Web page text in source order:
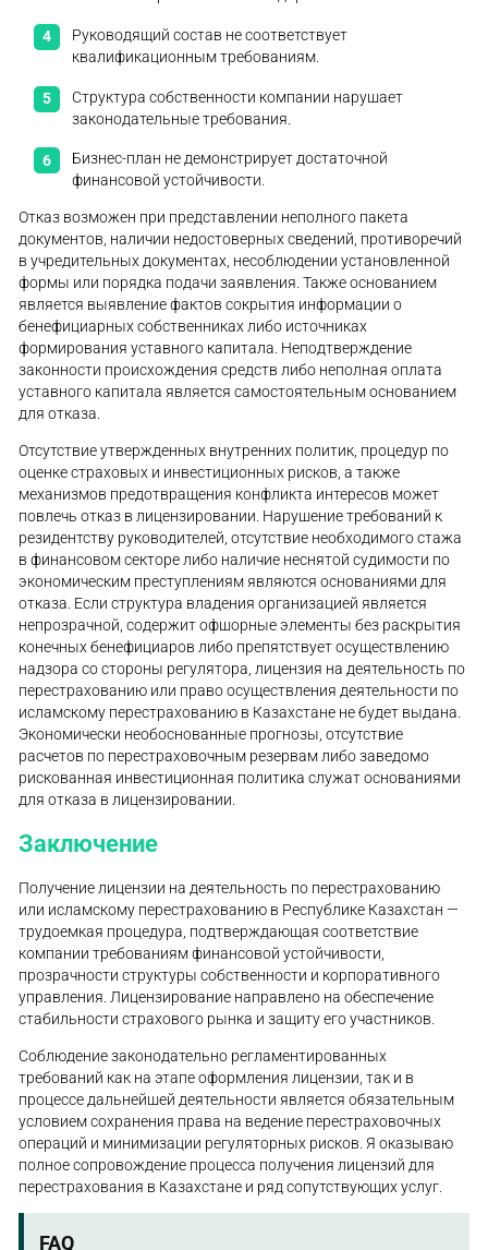
Руководящий состав не соответствует
квалификационным требованиям.
Структура собственности компании нарушает
законодательные требования.
Бизнес-план не демонстрирует достаточной
финансовой устойчивости.
Отказ возможен при представлении неполного пакета
документов, наличии недостоверных сведений, противоречий
в учредительных документах, несоблюдении установленной
формы или порядка подачи заявления. Также основанием
является выявление фактов сокрытия информации о
бенефициарных собственниках либо источниках
формирования уставного капитала. Неподтверждение
законности происхождения средств либо неполная оплата
уставного капитала является самостоятельным основанием
для отказа.
Отсутствие утвержденных внутренних политик, процедур по
оценке страховых и инвестиционных рисков, а также
механизмов предотвращения конфликта интересов может
повлечь отказ в лицензировании. Нарушение требований к
резидентству руководителей, отсутствие необходимого стажа
в финансовом секторе либо наличие неснятой судимости по
экономическим преступлениям являются основаниями для
отказа. Если структура владения организацией является
непрозрачной, содержит офшорные элементы без раскрытия
конечных бенефициаров либо препятствует осуществлению
надзора со стороны регулятора, лицензия на деятельность по
перестрахованию или право осуществления деятельности по
исламскому перестрахованию в Казахстане не будет выдана.
Экономически необоснованные прогнозы, отсутствие
расчетов по перестраховочным резервам либо заведомо
рискованная инвестиционная политика служат основаниями
для отказа в лицензировании.
Заключение
Получение лицензии на деятельность по перестрахованию
или исламскому перестрахованию в Республике Казахстан —
трудоемкая процедура, подтверждающая соответствие
компании требованиям финансовой устойчивости,
прозрачности структуры собственности и корпоративного
управления. Лицензирование направлено на обеспечение
стабильности страхового рынка и защиту его участников.
Соблюдение законодательно регламентированных
требований как на этапе оформления лицензии, так и в
процессе дальнейшей деятельности является обязательным
условием сохранения права на ведение перестраховочных
операций и минимизации регуляторных рисков. Я оказываю
полное сопровождение процесса получения лицензий для
перестрахования в Казахстане и ряд сопутствующих услуг.
FAQ